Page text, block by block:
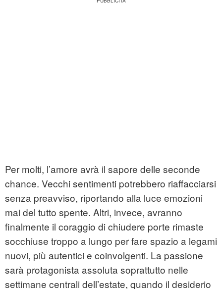
Per molti, l’amore avrà il sapore delle seconde
chance. Vecchi sentimenti potrebbero riaffacciarsi
senza preavviso, riportando alla luce emozioni
mai del tutto spente. Altri, invece, avranno
finalmente il coraggio di chiudere porte rimaste
socchiuse troppo a lungo per fare spazio a legami
nuovi, più autentici e coinvolgenti. La passione
sarà protagonista assoluta soprattutto nelle
settimane centrali dell’estate, quando il desiderio